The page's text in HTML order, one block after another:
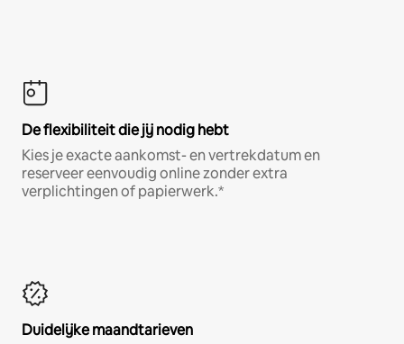
De flexibiliteit die jij nodig hebt
Kies je exacte aankomst- en vertrekdatum en
reserveer eenvoudig online zonder extra
verplichtingen of papierwerk.*
Duidelijke maandtarieven